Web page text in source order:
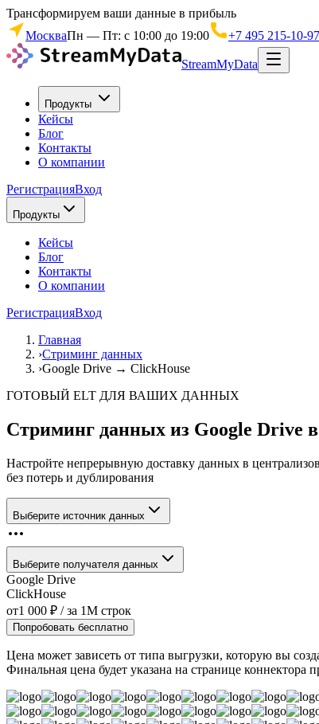
Трансформируем ваши данные в прибыль
МоскваПн — Пт: с 10:00 до 19:00 +7 495 215-10-97
StreamMyData
Продукты
Кейсы
Блог
Контакты
О компании
РегистрацияВход
Продукты
Кейсы
Блог
Контакты
О компании
РегистрацияВход
Главная
›Стриминг данных
›Google Drive → ClickHouse
ГОТОВЫЙ ELT ДЛЯ ВАШИХ ДАННЫХ
Стриминг данных из Google Drive в
Настройте непрерывную доставку данных в
без потерь и дублирования
Выберите источник данных
Выберите получателя данных
Google Drive
ClickHouse
от1 000 ₽ / за 1M строк
Попробовать бесплатно
Цена может зависеть от типа выгрузки, которую вы
Финальная цена будет указана на странице коннектора